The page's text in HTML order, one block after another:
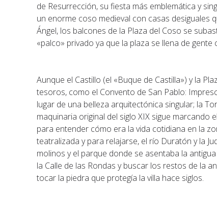
de Resurrección, su fiesta más emblemática y
un enorme coso medieval con casas desiguales
Ángel, los balcones de la Plaza del Coso se
«palco» privado ya que la plaza se llena de
Aunque el Castillo (el «Buque de Castilla») y la
tesoros, como el Convento de San Pablo:
lugar de una belleza arquitectónica singular; la
maquinaria original del siglo XIX sigue marcando
para entender cómo era la vida cotidiana en la
teatralizada y para relajarse, el río Duratón y la
molinos y el parque donde se asentaba la
la Calle de las Rondas y buscar los restos de la
tocar la piedra que protegía la villa hace siglos.